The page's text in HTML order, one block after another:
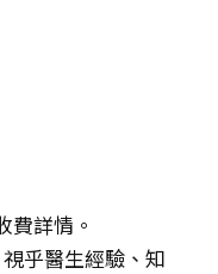
費詳情。
乎醫生經驗、知